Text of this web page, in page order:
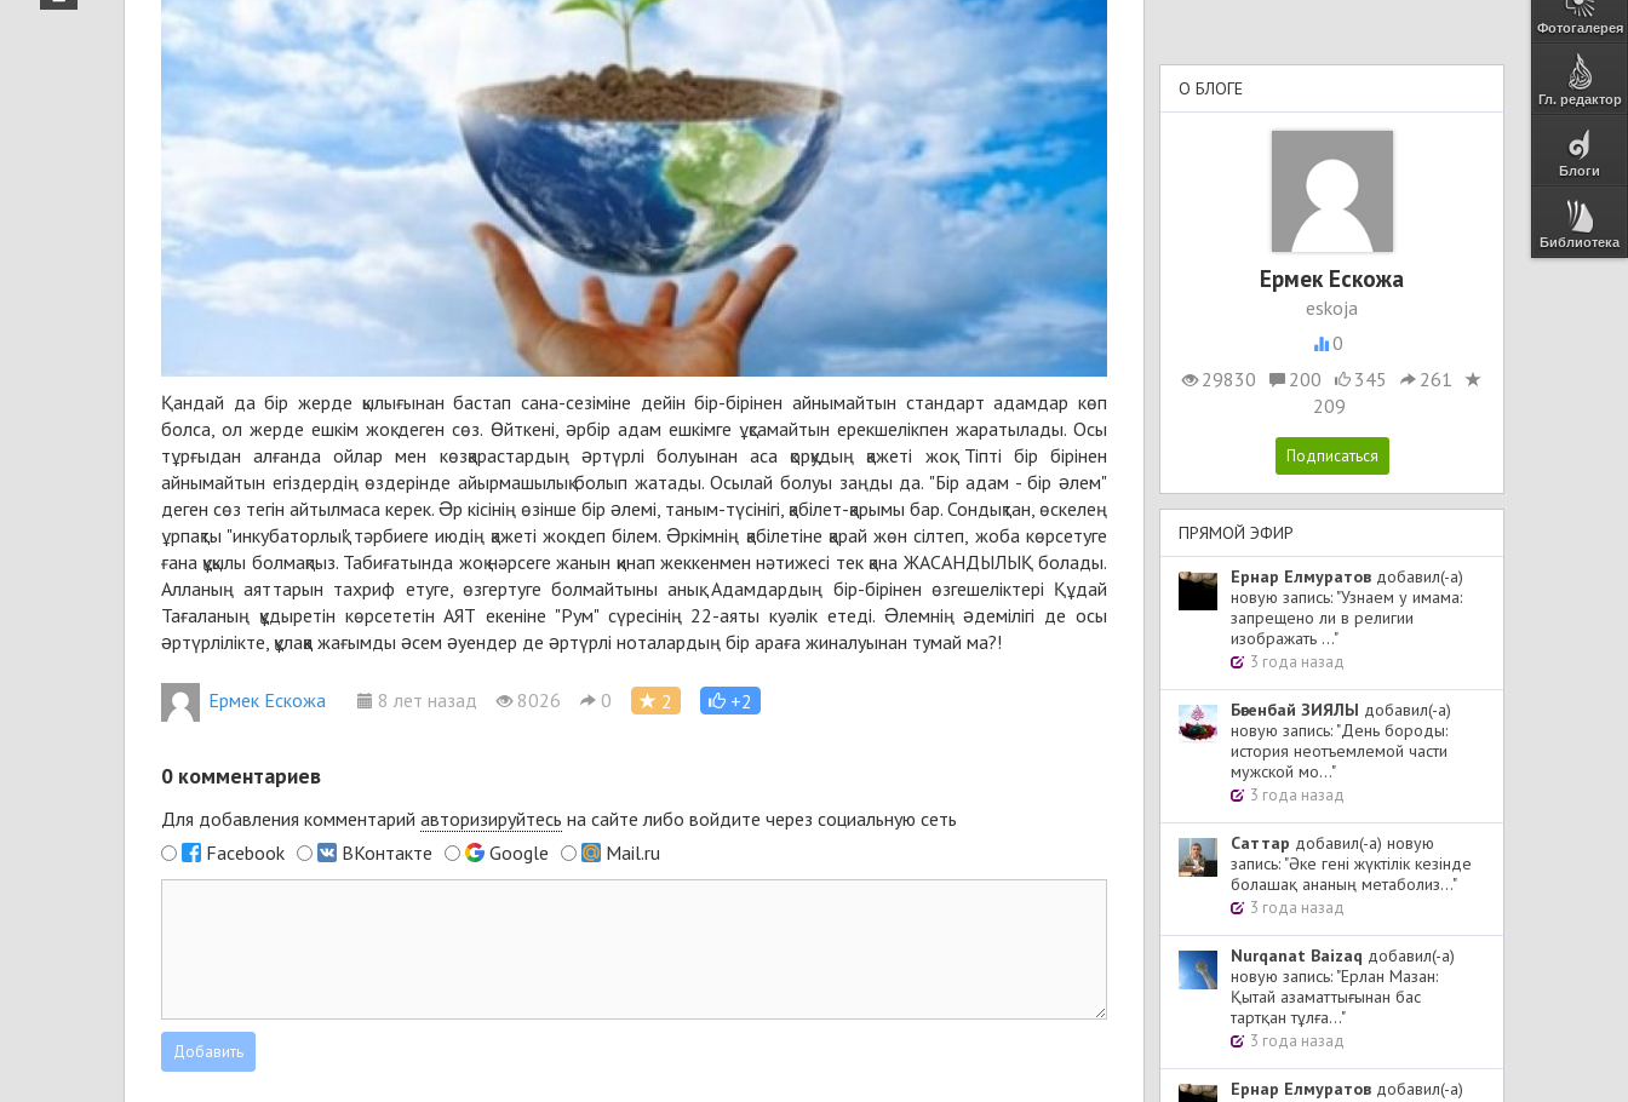
Фотогалерея
Гл. редактор
Блоги
Библиотека
Қандай да бір жерде қылығынан бастап сана-сезіміне дейін бір-бірінен айнымайтын стандарт адамдар көп
болса, ол жерде ешкім жоқ деген сөз. Өйткені, əрбір адам ешкімге ұқсамайтын ерекшелікпен жаратылады. Осы
тұрғыдан алғанда ойлар мен көзқарастардың əртүрлі болуынан аса қорқудың қажеті жоқ. Тіпті бір бірінен
айнымайтын егіздердің өздерінде айырмашылық болып жатады. Осылай болуы заңды да. "Бір адам - бір əлем"
деген сөз тегін айтылмаса керек. Əр кісінің өзінше бір əлемі, таным-түсінігі, қабілет-қарымы бар. Сондықтан, өскелең
ұрпақты "инкубаторлық" тәрбиеге июдің қажеті жоқ деп білем. Əркімнің қабілетіне қарай жөн сілтеп, жоба көрсетуге
ғана құқылы болмақпыз. Табиғатында жоқ нәрсеге жанын қинап жеккенмен нәтижесі тек қана ЖАСАНДЫЛЫҚ болады.
Алланың аяттарын тахриф етуге, өзгертуге болмайтыны анық. Адамдардың бір-бірінен өзгешеліктері Құдай
Тағаланың құдыретін көрсететін АЯТ екеніне "Рум" сүресінің 22-аяты куәлік етеді. Əлемнің əдемілігі де осы
əртүрлілікте, құлаққа жағымды əсем əуендер де əртүрлі ноталардың бір араға жиналуынан тумай ма?!
Ермек Ескожа 8 лет назад 8026 0 2 +2
0 комментариев
Для добавления комментарий авторизируйтесь на сайте либо войдите через социальную сеть
Facebook
ВКонтакте Google Mail.ru
О БЛОГЕ
Ермек Ескожа
eskoja
0
29830
200 345
261
209
ПРЯМОЙ ЭФИР
Ернар Елмуратов добавил(-а)
новую запись: "Узнаем у имама:
запрещено ли в религии
изображать ..."
3 года назад
Бөгенбай ЗИЯЛЫ добавил(-а)
новую запись: "День бороды:
история неотъемлемой части
мужской мо..."
3 года назад
Cаттар добавил(-а) новую
запись: "Әке гені жүктілік кезінде
болашақ ананың метаболиз..."
3 года назад
Nurqanat Baizaq добавил(-а)
новую запись: "Ерлан Мазан:
Қытай азаматтығынан бас
тартқан тұлға..."
3 года назад
Ернар Елмуратов добавил(-а)